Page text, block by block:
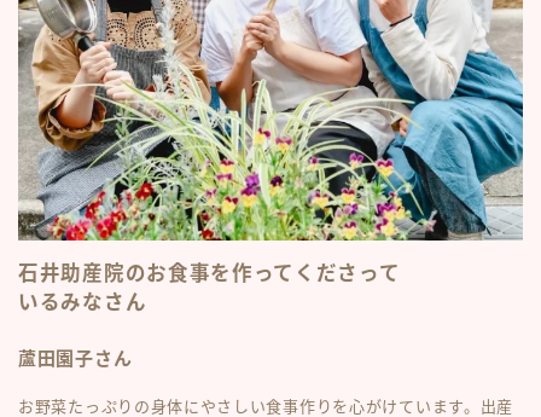
石井助産院のお食事を作ってくださって
いるみなさん
蘆田園子さん
お野菜たっぷりの身体にやさしい食事作りを心がけています。出産